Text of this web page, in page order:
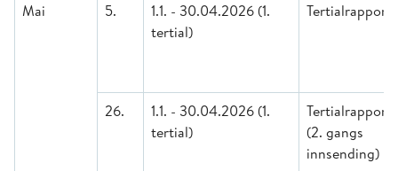
Mai 5.
1.1. - 30.04.2026 (1.
tertial)
Tertialrapport
26.
1.1. - 30.04.2026 (1.
tertial)
Tertialrapport
(2. gangs
innsending)